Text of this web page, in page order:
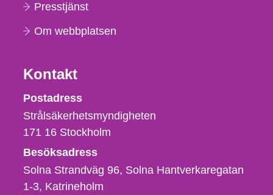
Presstjänst
Om webbplatsen
Kontakt
Strålsäkerhetsmyndigheten
Postadress
Strålsäkerhetsmyndigheten
171 16 Stockholm
Besöksadress
Solna Strandväg 96, Solna Hantverkaregatan
1-3 Katrineholm